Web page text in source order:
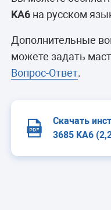
Сушильные
KA6 на русском
Дополнительные
можете задать
Вопрос-Ответ.
Скачать
3685 KA6